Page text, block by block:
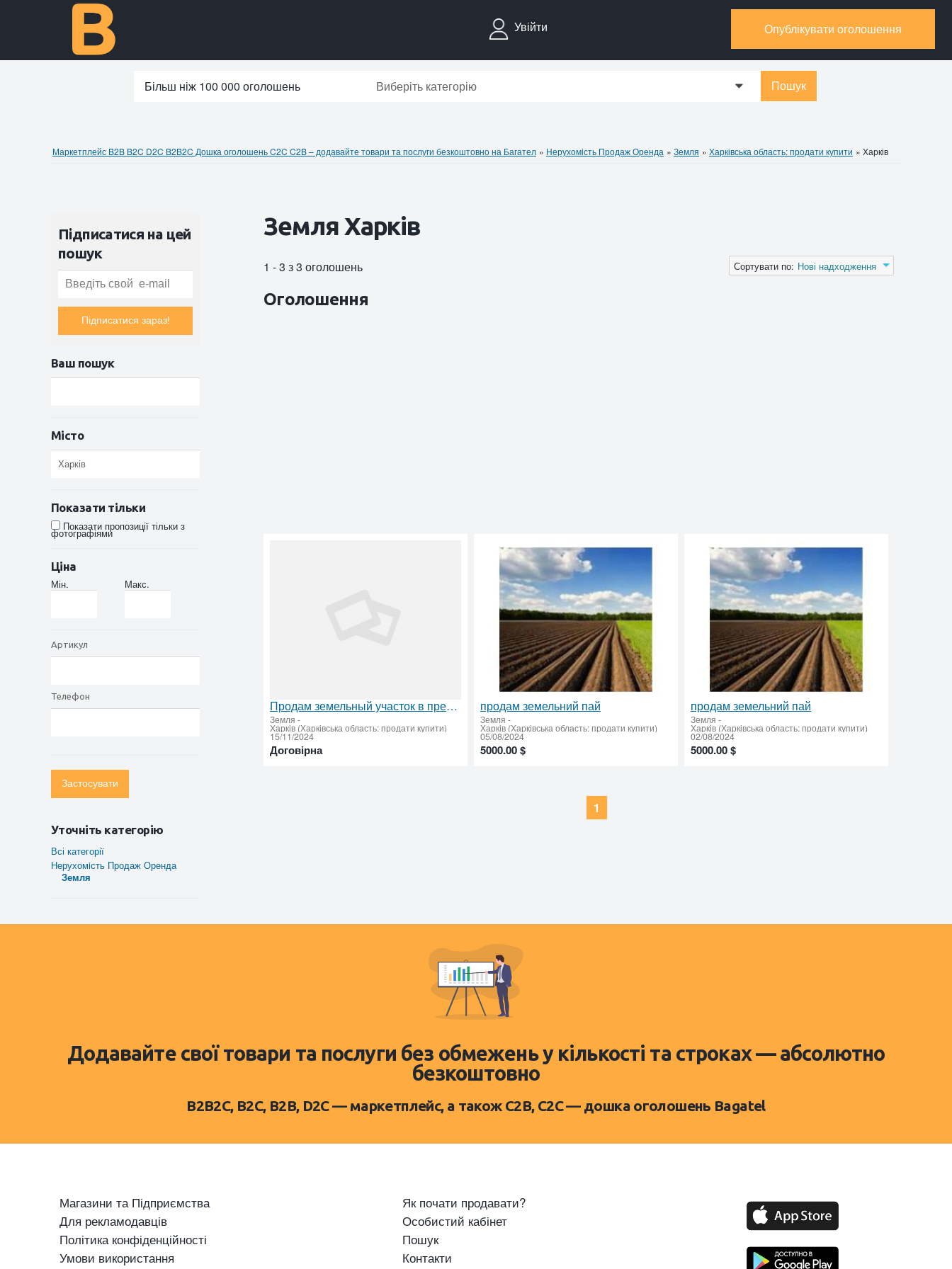
Увійти Опублікувати оголошення
Більш ніж 100 000 оголошень Виберіть категорію 0 Пошук
Маркетплейс B2B B2C D2C B2B2C Дошка оголошень C2C C2B – додавайте товари та послуги безкоштовно на Багател » Нерухомiсть Продаж Оренда » Земля » Харківська область: продати купити » Харків
Підписатися на цей
пошук
Підписатися зараз!
Ваш пошук
Місто
Показати тільки
Показати пропозиції тільки з
фотографіями
Ціна
Мін.
Макс.
Артикул
Телефон
Застосувати
Уточніть категорію
Всі категорії
Нерухомiсть Продаж Оренда
Земля
Земля Харків
1 - 3 з 3 оголошень Сортувати по: Нові надходження
Оголошення
Продам земельный участок в престижном месте
Земля -
Харків (Харківська область: продати купити)
15/11/2024
Договірна
продам земельний пай
Земля -
Харків (Харківська область: продати купити)
05/08/2024
5000.00 $
продам земельний пай
Земля -
Харків (Харківська область: продати купити)
02/08/2024
5000.00 $
1
Додавайте свої товари та послуги без обмежень у кількості та строках — абсолютно
безкоштовно
B2B2C, B2C, B2B, D2C — маркетплейс, а також C2B, C2C — дошка оголошень Bagatel
Магазини та Підприємства
Для рекламодавців
Політика конфіденційності
Умови використання
Як почати продавати?
Особистий кабінет
Пошук
Контакти